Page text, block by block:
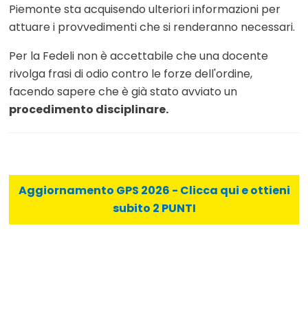
Piemonte sta acquisendo ulteriori informazioni per
attuare i provvedimenti che si renderanno necessari.
Per la Fedeli non è accettabile che una docente
rivolga frasi di odio contro le forze dell'ordine,
facendo sapere che è già stato avviato un
procedimento disciplinare.
Aggiornamento GPS 2026 - Clicca qui e ottieni
subito 2 PUNTI